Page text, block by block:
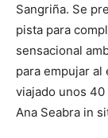
Sangriña. Se
pista para
sensacional
para empujar al
viajado unos 40
Ana Seabra in